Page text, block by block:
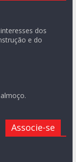
dos
e do
Associe-se